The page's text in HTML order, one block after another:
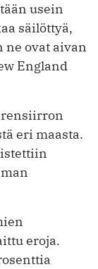
usein
säilöttyä,
ovat aivan
England
eri maasta.
eroja.